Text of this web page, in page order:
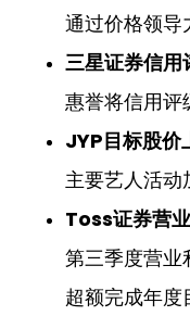
通过价格领导
三星证券信用
惠誉将信用评
JYP目标股价
主要艺人活动
Toss证券营
第三季度营业
超额完成年度